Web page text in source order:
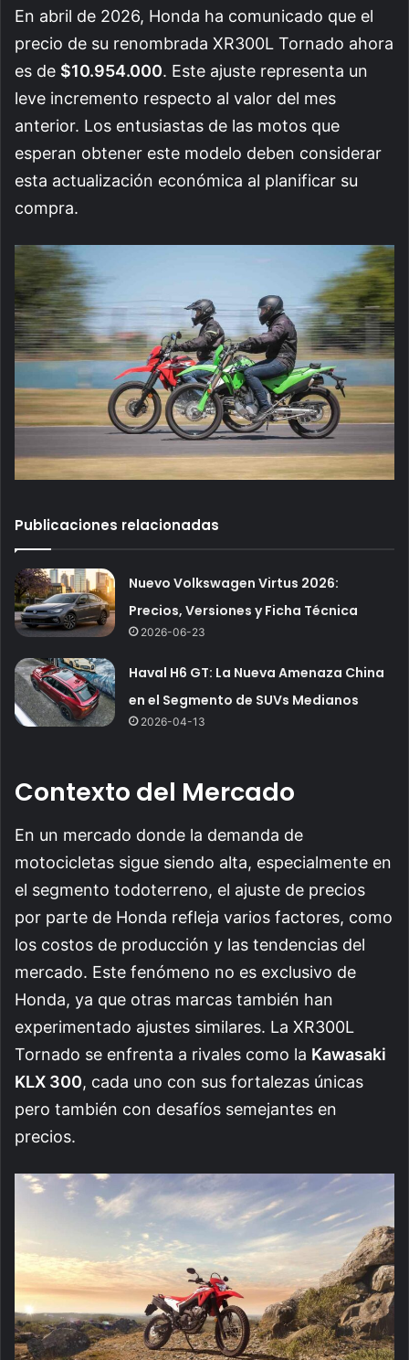
En abril de 2026, Honda ha comunicado que el
precio de su renombrada XR300L Tornado ahora
es de $10.954.000. Este ajuste representa un
leve incremento respecto al valor del mes
anterior. Los entusiastas de las motos que
esperan obtener este modelo deben considerar
esta actualización económica al planificar su
compra.
Publicaciones relacionadas
Nuevo Volkswagen Virtus 2026:
Precios, Versiones y Ficha Técnica
2026-06-23
Haval H6 GT: La Nueva Amenaza China
en el Segmento de SUVs Medianos
2026-04-13
Contexto del Mercado
En un mercado donde la demanda de
motocicletas sigue siendo alta, especialmente en
el segmento todoterreno, el ajuste de precios
por parte de Honda refleja varios factores, como
los costos de producción y las tendencias del
mercado. Este fenómeno no es exclusivo de
Honda, ya que otras marcas también han
experimentado ajustes similares. La XR300L
Tornado se enfrenta a rivales como la Kawasaki
KLX 300, cada uno con sus fortalezas únicas
pero también con desafíos semejantes en
precios.